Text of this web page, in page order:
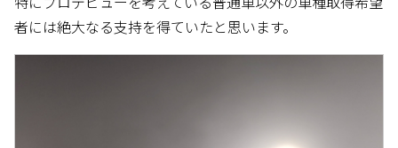
者には絶大なる支持を得ていたと思います。